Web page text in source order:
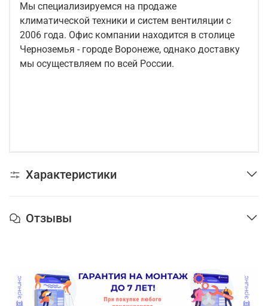
Мы специализируемся на продаже
климатической техники и систем вентиляции с
2006 года. Офис компании находится в столице
Черноземья - городе Воронеже, однако доставку
мы осуществляем по всей России.
Характеристики
Отзывы